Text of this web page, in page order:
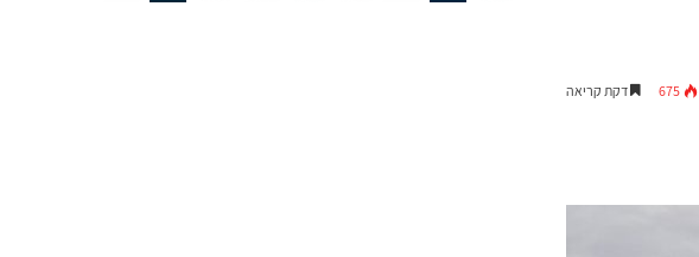
675 דקת קריאה